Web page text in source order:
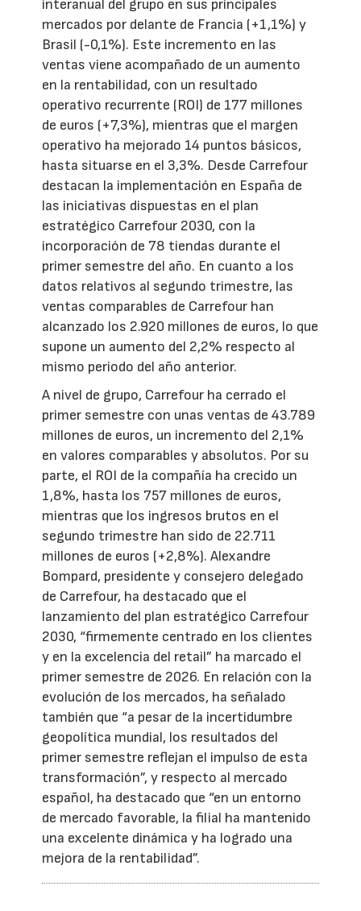
interanual del grupo en sus principales
mercados por delante de Francia (+1,1%) y
Brasil (-0,1%). Este incremento en las
ventas viene acompañado de un aumento
en la rentabilidad, con un resultado
operativo recurrente (ROI) de 177 millones
de euros (+7,3%), mientras que el margen
operativo ha mejorado 14 puntos básicos,
hasta situarse en el 3,3%. Desde Carrefour
destacan la implementación en España de
las iniciativas dispuestas en el plan
estratégico Carrefour 2030, con la
incorporación de 78 tiendas durante el
primer semestre del año. En cuanto a los
datos relativos al segundo trimestre, las
ventas comparables de Carrefour han
alcanzado los 2.920 millones de euros, lo que
supone un aumento del 2,2% respecto al
mismo periodo del año anterior.
A nivel de grupo, Carrefour ha cerrado el
primer semestre con unas ventas de 43.789
millones de euros, un incremento del 2,1%
en valores comparables y absolutos. Por su
parte, el ROI de la compañía ha crecido un
1,8%, hasta los 757 millones de euros,
mientras que los ingresos brutos en el
segundo trimestre han sido de 22.711
millones de euros (+2,8%). Alexandre
Bompard, presidente y consejero delegado
de Carrefour, ha destacado que el
lanzamiento del plan estratégico Carrefour
2030, “firmemente centrado en los clientes
y en la excelencia del retail” ha marcado el
primer semestre de 2026. En relación con la
evolución de los mercados, ha señalado
también que “a pesar de la incertidumbre
geopolítica mundial, los resultados del
primer semestre reflejan el impulso de esta
transformación”, y respecto al mercado
español, ha destacado que “en un entorno
de mercado favorable, la filial ha mantenido
una excelente dinámica y ha logrado una
mejora de la rentabilidad”.